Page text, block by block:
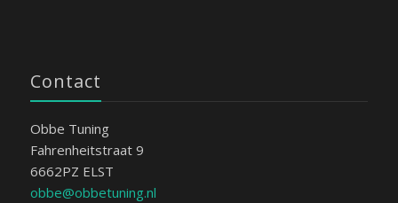
Contact
Obbe Tuning
Fahrenheitstraat 9
6662PZ ELST
obbe@obbetuning.nl